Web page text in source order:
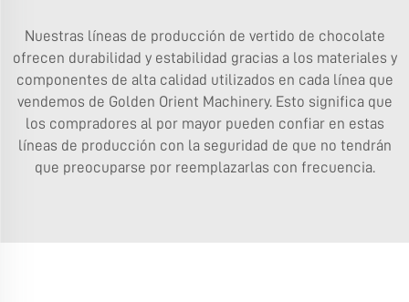
Nuestras líneas de producción de vertido de chocolate
ofrecen durabilidad y estabilidad gracias a los materiales y
componentes de alta calidad utilizados en cada línea que
vendemos de Golden Orient Machinery. Esto significa que
los compradores al por mayor pueden confiar en estas
líneas de producción con la seguridad de que no tendrán
que preocuparse por reemplazarlas con frecuencia.